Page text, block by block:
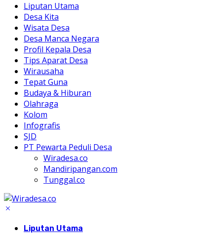
Liputan Utama
Desa Kita
Wisata Desa
Desa Manca Negara
Profil Kepala Desa
Tips Aparat Desa
Wirausaha
Tepat Guna
Budaya & Hiburan
Olahraga
Kolom
Infografis
SJD
PT Pewarta Peduli Desa
Wiradesa.co
Mandiripangan.com
Tunggal.co
Liputan Utama